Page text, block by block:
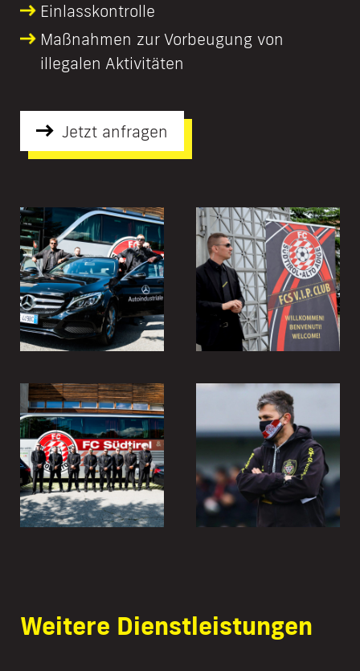
Einlasskontrolle
Maßnahmen zur Vorbeugung von
illegalen Aktivitäten
Jetzt anfragen
Weitere Dienstleistungen